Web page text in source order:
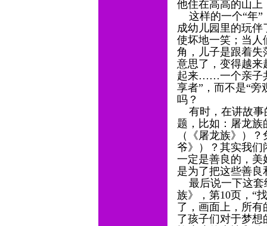
他住在高高的山
这样的一个“年”
成幼儿园里的玩伴
使坏地一笑；当人
角，儿子是跟着失
意思了，变得越来
起来……一个亲子
享者”，而不是“旁
吗？
有时，在讲故事
题，比如：屠龙
（《屠龙族》）
爷》）？其实我们
一定是善良的，美
是为了把这些善
最后说一下这套
族》，第10页，“
了，画面上，所
了孩子们对于梦